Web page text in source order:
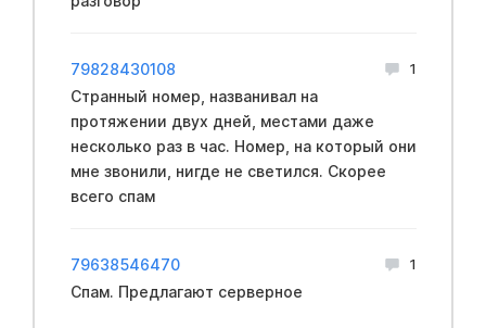
79828430108 1
Странный номер, названивал на
протяжении двух дней, местами даже
несколько раз в час. Номер, на который они
мне звонили, нигде не светился. Скорее
всего спам
79638546470 1
Спам. Предлагают серверное